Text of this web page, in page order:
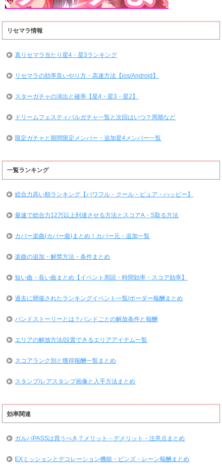
リセマラ情報
真リセマラ当たり星4・星3ランキング
リセマラの効率良いやり方・高速方法【ios/Android】
スターガチャの演出と確率【星4・星3・星2】
ドリームフェスティバルガチャ一覧と次回はいつ？周期など
限定ガチャと期間限定メンバー・追加星4メンバー一覧
一覧ランキング
総合力高い順ランキング【パワフル・クール・ピュア・ハッピー】
最速で総合力12万以上到達させる方法とスコアA・S取る方法
カバー楽曲(カバー曲)まとめ！カバー元・追加一覧
楽曲の追加・解禁方法・条件まとめ
短い曲・長い曲まとめ【イベント周回・時間効率・スコア効率】
過去に開催されたランキングイベント一覧/ボーダー報酬まとめ
バンドストーリーとは？バンドごとの解放条件と報酬
エリアの解放方法/設置できるエリアアイテム一覧
スコアランク別と獲得報酬一覧まとめ
スタンプ/レアスタンプ画像と入手方法まとめ
効率関連
ガルパPASSは買うべき？メリット・デメリット・注意点まとめ
EXミッションとデコレーション機能・ピンズ・レーン報酬まとめ